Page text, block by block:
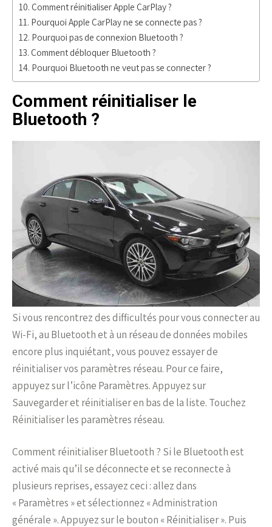
Comment réinitialiser Apple CarPlay ?
Pourquoi Apple CarPlay ne se connecte pas ?
Pourquoi pas de connexion Bluetooth ?
Comment débloquer Bluetooth ?
Pourquoi Bluetooth ne veut pas se connecter ?
Comment réinitialiser le
Bluetooth ?
Si vous rencontrez des difficultés pour vous connecter au
Wi-Fi, au Bluetooth et à un réseau de données mobiles
encore plus inquiétant, vous pouvez essayer de
réinitialiser vos paramètres réseau. Pour ce faire,
appuyez sur l’icône Paramètres. Appuyez sur
Sauvegarder et réinitialiser en bas de la liste. Touchez
Réinitialiser les paramètres réseau.
Comment réinitialiser Bluetooth ? Si le Bluetooth est
activé mais qu’il se déconnecte et se reconnecte à
plusieurs reprises, essayez ceci : allez dans
« Paramètres » et sélectionnez « Administration
générale ». Appuyez sur le bouton « Réinitialiser ». Puis